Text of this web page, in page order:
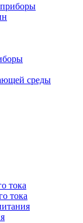
приборы
среды
тока
тока